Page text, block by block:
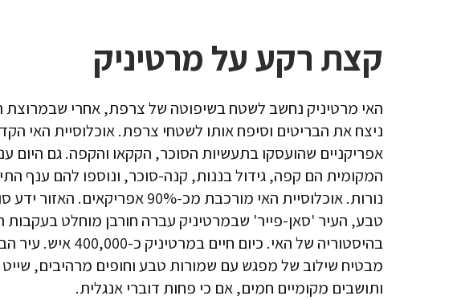
קצת רקע על מרטיניק
האי מרטיניק נחשב לשטח בשיפוטה של צרפת, אחרי שבמרוצת
ניצח את הבריטים וסיפח אותו לשטחי צרפת. אוכלוסיית האי
אפריקניים שהועסקו בתעשיות הסוכר, הקקאו והקפה. גם היום
המקומית הם קפה, גידול בננות, קנה-סוכר, ונוספו להם ענף
נורות. אוכלוסיית האי מורכבת מכ-90%
מבטיח שילוב של מפגש עם שמורות טבע וחופים מרהיבים, שייט
ותושבים מקומיים חמים, אם כי פחות דוברי אנגלית.